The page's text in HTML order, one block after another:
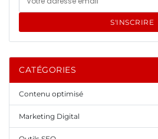
S'INSCRIRE
CATÉGORIES
Contenu optimisé
Marketing Digital